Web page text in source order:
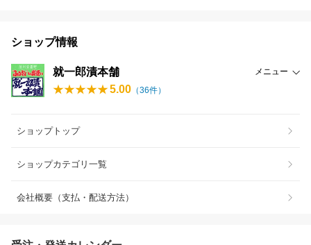
ショップ情報
就一郎漬本舗 メニュー
5.00 （36件）
ショップトップ
ショップカテゴリ一覧
会社概要（支払・配送方法）